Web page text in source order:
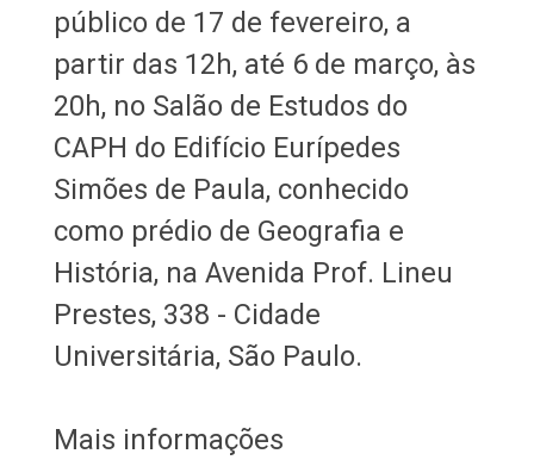
público de 17 de fevereiro, a
partir das 12h, até 6 de março, às
20h, no Salão de Estudos do
CAPH do Edifício Eurípedes
Simões de Paula, conhecido
como prédio de Geografia e
História, na Avenida Prof. Lineu
Prestes, 338 - Cidade
Universitária, São Paulo.
Mais informações